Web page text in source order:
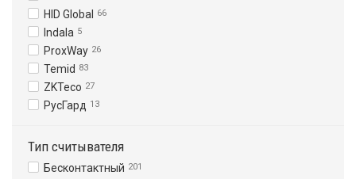
HID Global 66
Indala 5
ProxWay 26
Temid 83
ZKTeco 27
РусГард 13
Тип считывателя
Бесконтактный 201